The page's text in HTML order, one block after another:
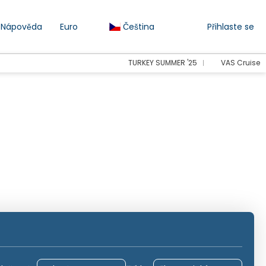
Nápověda Euro Čeština Přihlaste se
TURKEY SUMMER '25 VAS Cruise